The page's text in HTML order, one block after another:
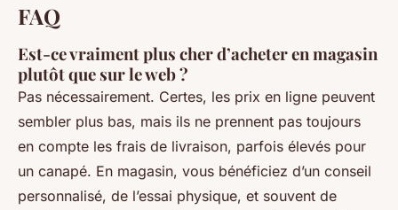
FAQ
Est-ce vraiment plus cher d’acheter en magasin
plutôt que sur le web ?
Pas nécessairement. Certes, les prix en ligne peuvent
sembler plus bas, mais ils ne prennent pas toujours
en compte les frais de livraison, parfois élevés pour
un canapé. En magasin, vous bénéficiez d’un conseil
personnalisé, de l’essai physique, et souvent de